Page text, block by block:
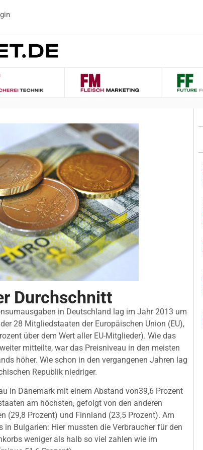
Durchschnitt
in Deutschland lag im Jahr 2013 um
28 Mitgliedstaaten der Europäischen Union (EU),
über dem Wert aller EU-Mitglieder). Wie das
mitteilte, war das Preisniveau in den meisten
höher. Wie schon in den vergangenen Jahren lag
Republik niedriger.
in Dänemark mit einem Abstand von39,6 Prozent
am höchsten, gefolgt von den anderen
(29,8 Prozent) und Finnland (23,5 Prozent). Am
in Bulgarien: Hier mussten die Verbraucher für den
weniger als halb so viel zahlen wie im